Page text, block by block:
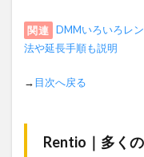
関連
DMMいろいろレ
法や延長手順も説明
→ 目次へ戻る
Rentio｜多く